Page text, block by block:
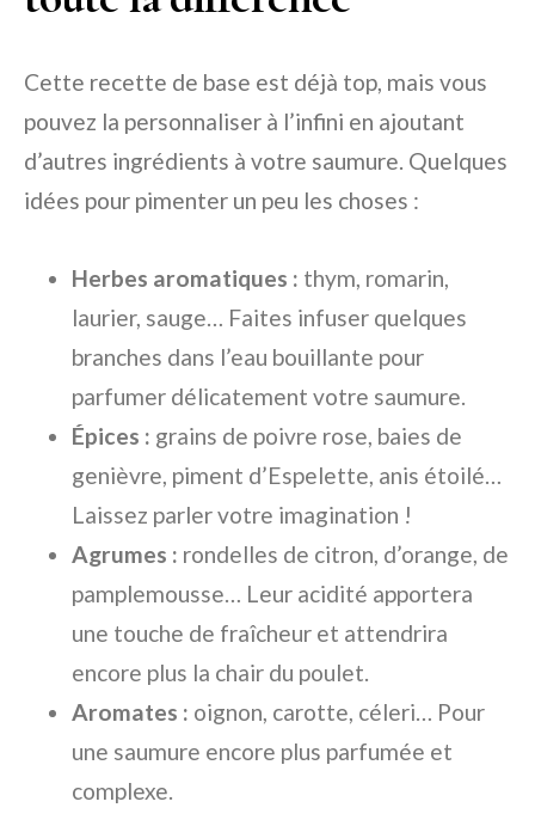
Cette recette de base est déjà top, mais vous
pouvez la personnaliser à l’infini en ajoutant
d’autres ingrédients à votre saumure. Quelques
idées pour pimenter un peu les choses :
Herbes aromatiques : thym, romarin,
laurier, sauge… Faites infuser quelques
branches dans l’eau bouillante pour
parfumer délicatement votre saumure.
Épices : grains de poivre rose, baies de
genièvre, piment d’Espelette, anis étoilé…
Laissez parler votre imagination !
Agrumes : rondelles de citron, d’orange, de
pamplemousse… Leur acidité apportera
une touche de fraîcheur et attendrira
encore plus la chair du poulet.
Aromates : oignon, carotte, céleri… Pour
une saumure encore plus parfumée et
complexe.